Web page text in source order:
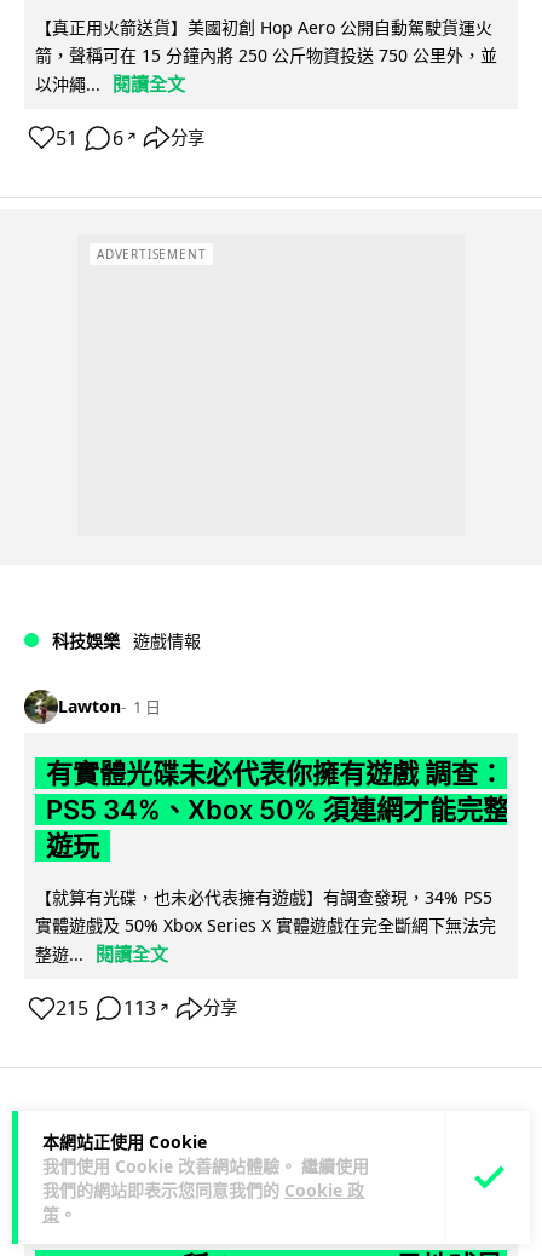
本網站正使用 Cookie
我們使用 Cookie 改善網站體驗。 繼續使用
我們的網站即表示您同意我們的 Cookie 政
策 。
【真正用火箭送貨】美國初創 Hop Aero 公開自動駕駛貨運火
箭，聲稱可在 15 分鐘內將 250 公斤物資投送 750 公里外，並
以沖繩...
閱讀全文
51 6 ↗ 分享
ADVERTISEMENT
科技娛樂 遊戲情報
Lawton 1 日
有實體光碟未必代表你擁有遊戲 調查：
PS5 34%、Xbox 50% 須連網才能完整
遊玩
【就算有光碟，也未必代表擁有遊戲】有調查發現，34% PS5
實體遊戲及 50% Xbox Series X 實體遊戲在完全斷網下無法完
整遊...
閱讀全文
215 113 ↗ 分享
人工智能
Lawton 1 日